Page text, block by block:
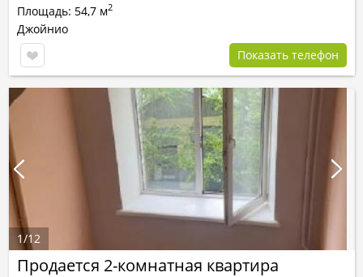
Площадь: 54,7 м2
Джойнио
Показать телефон
Продается 2-комнатная квартира
1/12